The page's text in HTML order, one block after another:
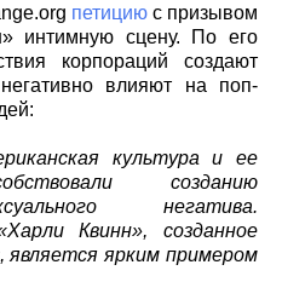
петицию с призывом
интимную сцену. По его
корпораций создают
влияют на поп-
культура и ее
созданию
негатива.
Квинн», созданное
является ярким примером